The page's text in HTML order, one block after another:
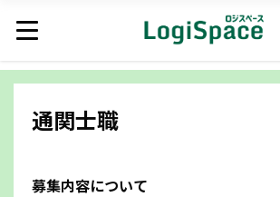
通関士職
募集内容について